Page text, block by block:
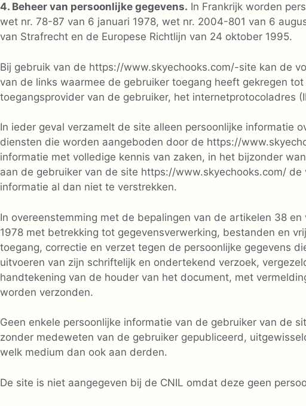
4. Beheer van persoonlijke gegevens. In Frankrijk worden
wet nr. 78-87 van 6 januari 1978, wet nr. 2004-801 van 6
van Strafrecht en de Europese Richtlijn van 24 oktober 1995.
Bij gebruik van de https://www.skyechooks.com/-site kan de
van de links waarmee de gebruiker toegang heeft gekregen
toegangsprovider van de gebruiker, het internetprotocoladres
In ieder geval verzamelt de site alleen persoonlijke informatie
diensten die worden aangeboden door de https://
informatie met volledige kennis van zaken, in het bijzonder
aan de gebruiker van de site https://www.skyechooks.com/
informatie al dan niet te verstrekken.
In overeenstemming met de bepalingen van de artikelen 38
1978 met betrekking tot gegevensverwerking, bestanden en
toegang, correctie en verzet tegen de persoonlijke gegevens
uitvoeren van zijn schriftelijk en ondertekend verzoek,
handtekening van de houder van het document, met
worden verzonden.
Geen enkele persoonlijke informatie van de gebruiker van de
zonder medeweten van de gebruiker gepubliceerd,
welk medium dan ook aan derden.
De site is niet aangegeven bij de CNIL omdat deze geen